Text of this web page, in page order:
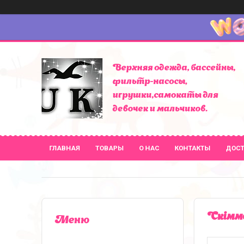
Верхняя одежда, бассейны,
фильтр-насосы,
игрушки,самокаты для
девочек и мальчиков.
ГЛАВНАЯ ТОВАРЫ О НАС КОНТАКТЫ